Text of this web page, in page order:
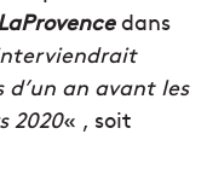
dans
an avant les
2020« , soit